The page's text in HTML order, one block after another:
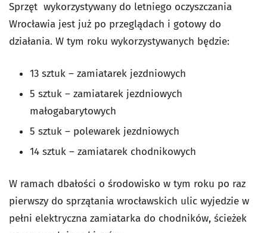
Sprzęt wykorzystywany do letniego oczyszczania
Wrocławia jest już po przeglądach i gotowy do
działania. W tym roku wykorzystywanych będzie:
13 sztuk – zamiatarek jezdniowych
5 sztuk – zamiatarek jezdniowych
małogabarytowych
5 sztuk – polewarek jezdniowych
14 sztuk – zamiatarek chodnikowych
W ramach dbałości o środowisko w tym roku po raz
pierwszy do sprzątania wrocławskich ulic wyjedzie w
pełni elektryczna zamiatarka do chodników, ścieżek